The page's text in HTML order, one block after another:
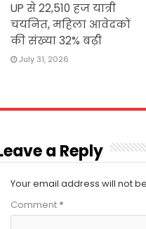
UP से 22,510 हज यात्री
चयनित, महिला आवेदकों
की संख्या 32% बढ़ी
July 31, 2026
a Reply
Your email address will not
Comment *